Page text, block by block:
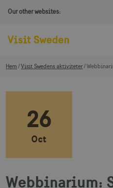
Our other websites:
Hem Visit Swedens aktiviteter
26
Oct
Webbinarium: